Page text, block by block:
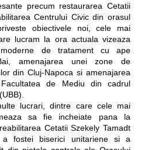
precum restaurarea Cetatii
Centrului Civic din orasul
obiectivele noi, cele mai
lucram la ora actuala vizeaza
de tratament cu ape
amenajarea unei zone de
din Cluj-Napoca si amenajarea
de Mediu din cadrul
lucrari, dintre care cele mai
sa fie incheiate pana la
Cetatii Szekely Tamadt
a fostei biserici unitariene si a